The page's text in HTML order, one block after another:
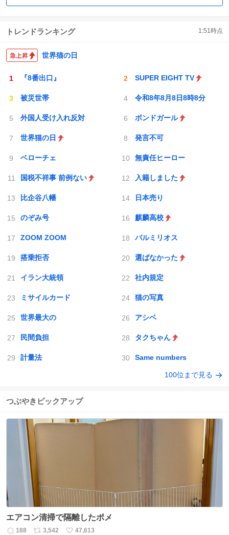
トレンドランキング 1:51時点
世界猫の日
『8番出口』 SUPER EIGHT TV
被災世帯 令和8年8月8日8時8分
外国人受け入れ反対 ボンドガール
世界猫の日 発言不可
ベローチェ 無責任ヒーロー
国税不祥事 前例ない 入籍しました
比企谷八幡 日本売り
のぞみ号 麒麟高校
ZOOM ZOOM バルミリオス
搭乗拒否 選ばなかった
イラン大統領 社内規定
ミサイルカード 猫の写真
世界最大の アシベ
民間負担 タクちゃん
計量法 Same numbers
100位まで見る
つぶやきピックアップ
エアコン清掃で隔離したポメ
188 3,542 47,613